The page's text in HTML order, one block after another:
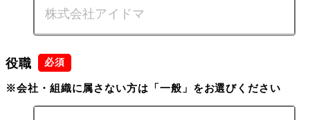
役職
※会社・組織に属さない方は「一般」をお選びください